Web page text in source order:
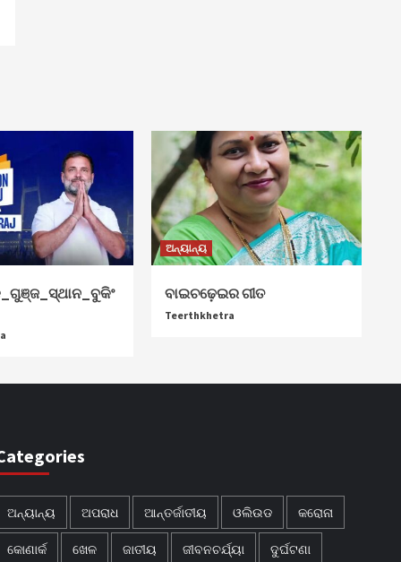
ଅନ୍ୟାନ୍ୟ
ବାଇଚଢ଼େଇର ଗୀତ
Teerthkhetra
ଅନ୍ୟାନ୍ୟ ଅପରାଧ ଆନ୍ତର୍ଜାତୀୟ ଓଲିଉଡ କରୋନା
କୋଣାର୍କ ଖେଳ ଜାତୀୟ ଜୀବନଚର୍ଯ୍ୟା ଦୁର୍ଘଟଣା